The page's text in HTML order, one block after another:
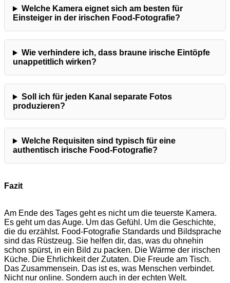
Welche Kamera eignet sich am besten für
Einsteiger in der irischen Food-Fotografie?
Wie verhindere ich, dass braune irische Eintöpfe
unappetitlich wirken?
Soll ich für jeden Kanal separate Fotos
produzieren?
Welche Requisiten sind typisch für eine
authentisch irische Food-Fotografie?
Fazit
Am Ende des Tages geht es nicht um die teuerste Kamera.
Es geht um das Auge. Um das Gefühl. Um die Geschichte,
die du erzählst. Food-Fotografie Standards und Bildsprache
sind das Rüstzeug. Sie helfen dir, das, was du ohnehin
schon spürst, in ein Bild zu packen. Die Wärme der irischen
Küche. Die Ehrlichkeit der Zutaten. Die Freude am Tisch.
Das Zusammensein. Das ist es, was Menschen verbindet.
Nicht nur online. Sondern auch in der echten Welt.